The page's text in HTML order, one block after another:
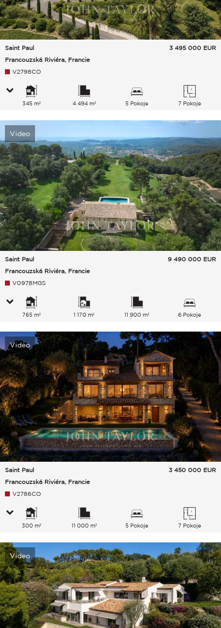
Saint Paul
Francouzská Riviéra, Francie
3 495 000 EUR
V2798CO
345 m² 4 494 m² 5 Pokoje 7 Pokoje
Video
Saint Paul
Francouzská Riviéra, Francie
9 490 000 EUR
V0978MGS
765 m² 1 170 m² 11 900 m² 6 Pokoje
Video
Saint Paul
Francouzská Riviéra, Francie
3 450 000 EUR
V2786CO
300 m² 11 000 m² 5 Pokoje 7 Pokoje
Video